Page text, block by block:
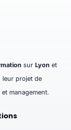
sur Lyonet
leur projet de
management.